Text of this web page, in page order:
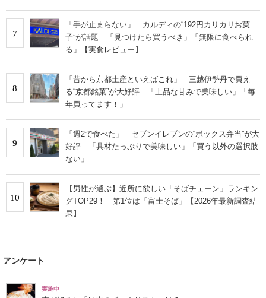
7
「手が止まらない」 カルディの“192円カリカリお菓
子”が話題 「見つけたら買うべき」「無限に食べられ
る」【実食レビュー】
8
「昔から京都土産といえばこれ」 三越伊勢丹で買え
る“京都銘菓”が大好評 「上品な甘みで美味しい」「毎
年買ってます！」
9
「週2で食べた」 セブンイレブンの“ボックス弁当”が大
好評 「具材たっぷりで美味しい」「買う以外の選択肢
ない」
10
【男性が選ぶ】近所に欲しい「そばチェーン」ランキン
グTOP29！ 第1位は「富士そば」【2026年最新調査結
果】
アンケート
実施中